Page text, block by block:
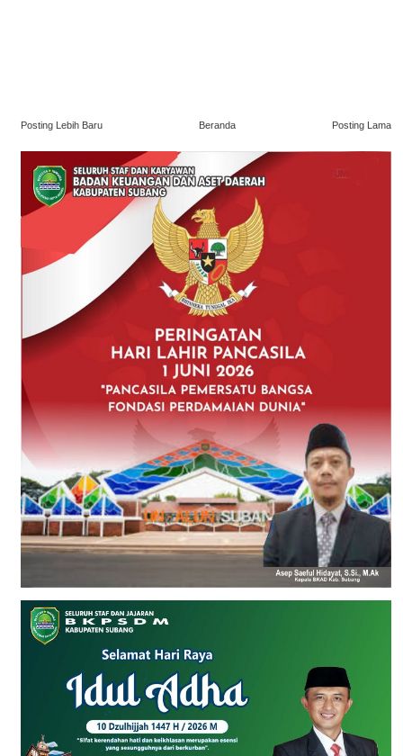
Posting Lebih Baru Posting Lama
Beranda